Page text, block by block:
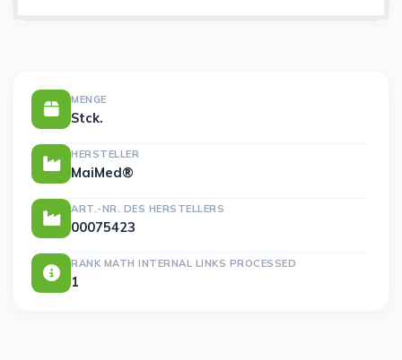
MENGE
Stck.
HERSTELLER
MaiMed®
ART.-NR. DES HERSTELLERS
00075423
RANK MATH INTERNAL LINKS PROCESSED
1